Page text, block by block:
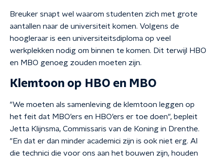
Breuker snapt wel waarom studenten zich met grote
aantallen naar de universiteit komen. Volgens de
hoogleraar is een universiteitsdiploma op veel
werkplekken nodig om binnen te komen. Dit terwijl HBO
en MBO genoeg zouden moeten zijn.
Klemtoon op HBO en MBO
"We moeten als samenleving de klemtoon leggen op
het feit dat MBO’ers en HBO’ers er toe doen", bepleit
Jetta Klijnsma, Commissaris van de Koning in Drenthe.
"En dat er dan minder academici zijn is ook niet erg. Al
die technici die voor ons aan het bouwen zijn, houden